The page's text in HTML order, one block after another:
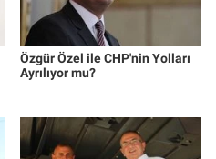
Özgür Özel ile CHP'nin Yolları
Ayrılıyor mu?